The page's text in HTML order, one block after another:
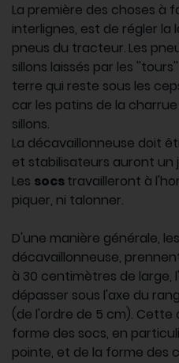
La première des choses à
interlignes, est de régler la
pneus du tracteur. Les
sillons laissés par les
terre qui reste sous les
car les patins de la
sillons.
La décavaillonneuse doit
et stabilisateurs auront un
Les socstravailleront à
piquer, ni talonner.
D'une manière générale,
décavaillonneuse,
à 30 centimètres de large,
dépasser sous l'axe du
(de l'ordre de 5 cm). Cette
forme des socs, en
pointe, et de la forme des